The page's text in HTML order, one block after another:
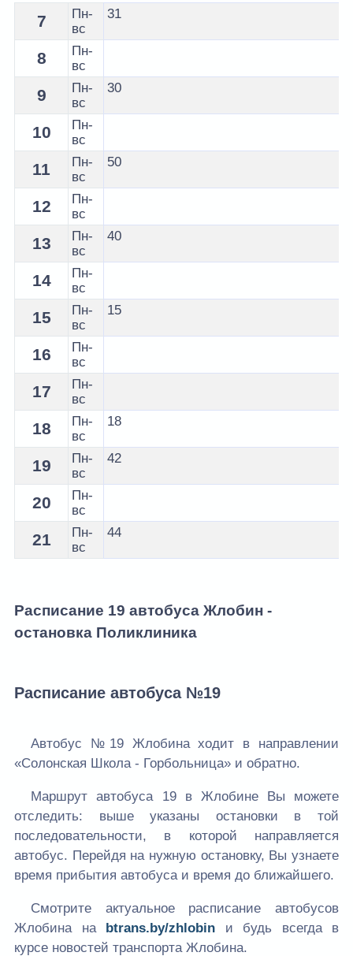
Расписание 19 автобуса Жлобин - остановка
7
Пн-
вс
31
8
Пн-
вс
9
Пн-
вс
30
10
Пн-
вс
11
Пн-
вс
50
12
Пн-
вс
13
Пн-
вс
40
14
Пн-
вс
15
Пн-
вс
15
16
Пн-
вс
17
Пн-
вс
18
Пн-
вс
18
19
Пн-
вс
42
20
Пн-
вс
21
Пн-
вс
44
Расписание 19 автобуса Жлобин -
остановка Поликлиника
Расписание автобуса №19
Автобус №19 Жлобина ходит в направлении
«Солонская Школа - Горбольница» и обратно.
Маршрут автобуса 19 в Жлобине Вы можете
отследить: выше указаны остановки в той
последовательности, в которой направляется
автобус. Перейдя на нужную остановку, Вы узнаете
время прибытия автобуса и время до ближайшего.
Смотрите актуальное расписание автобусов
Жлобина на btrans.by/zhlobin и будь всегда в
курсе новостей транспорта Жлобина.